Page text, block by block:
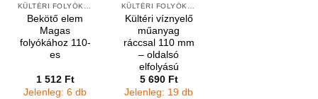
Bekötő elem
Magas
folyókához 110-
es
1 512 Ft
Jelenleg: 6 db
Kültéri víznyelő
műanyag
ráccsal 110 mm
– oldalsó
elfolyású
5 690 Ft
Jelenleg: 19 db